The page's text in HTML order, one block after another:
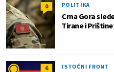
0 POLITIKA
Crna Gora
Tirane i
6 ISTOČNI FRONT